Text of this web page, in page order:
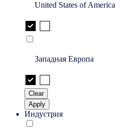
United States of America
Западная Европа
Clear
Apply
Индустрия